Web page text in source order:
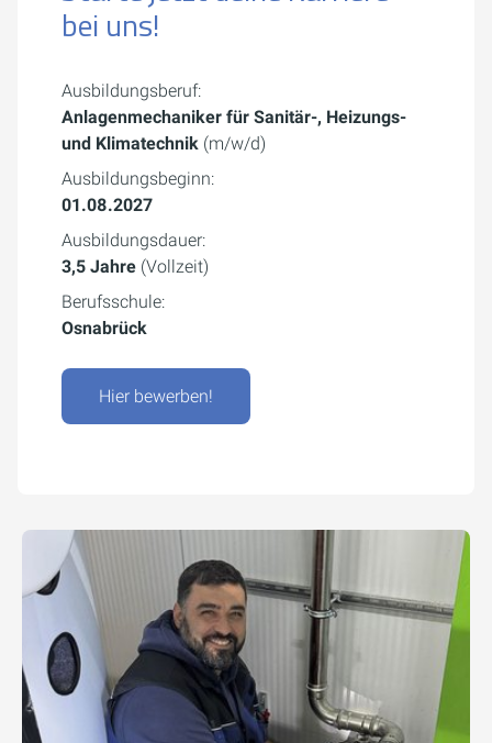
bei uns!
Ausbildungsberuf:
Anlagenmechaniker für Sanitär-, Heizungs-
und Klimatechnik (m/w/d)
Ausbildungsbeginn:
01.08.2027
Ausbildungsdauer:
3,5 Jahre (Vollzeit)
Berufsschule:
Osnabrück
Hier bewerben!